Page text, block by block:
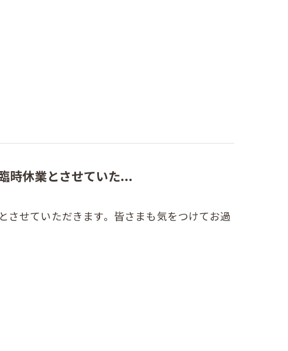
時休業とさせていた...
せていただきます。皆さまも気をつけてお過